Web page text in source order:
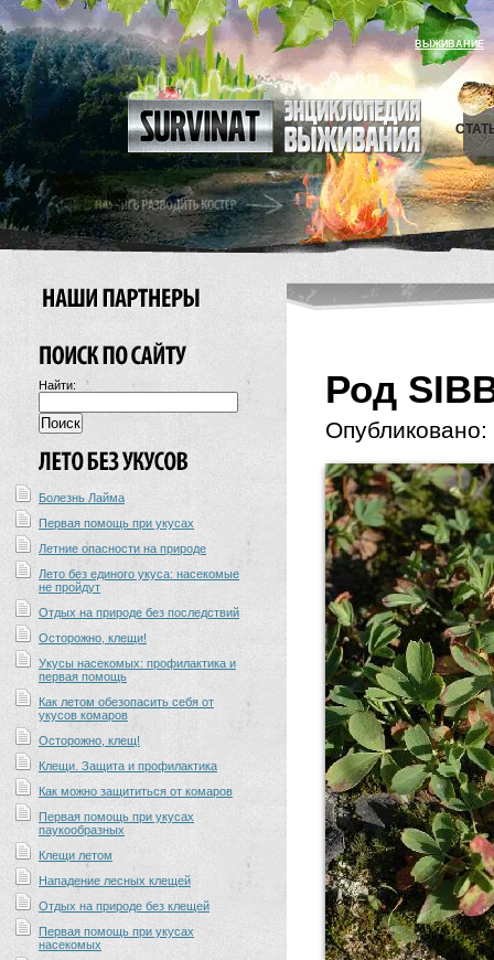
ВЫЖИВАНИЕ
Найти:
Болезнь Лайма
Первая помощь при укусах
Летние опасности на природе
Лето без единого укуса: насекомые
не пройдут
Отдых на природе без последствий
Осторожно, клещи!
Укусы насекомых: профилактика и
первая помощь
Как летом обезопасить себя от
укусов комаров
Осторожно, клещ!
Клещи. Защита и профилактика
Как можно защититься от комаров
Первая помощь при укусах
паукообразных
Клещи летом
Нападение лесных клещей
Отдых на природе без клещей
Первая помощь при укусах
насекомых
Род
Опубликовано: